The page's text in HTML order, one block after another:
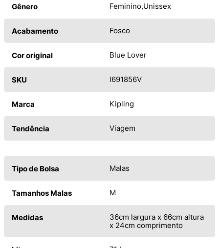
Gênero Feminino Unissex
Acabamento Fosco
Cor original Blue Lover
SKU I691856V
Marca Kipling
Tendência Viagem
Tipo de Bolsa Malas
Tamanhos Malas M
Medidas
36cm largura x 66cm altura
x 24cm comprimento